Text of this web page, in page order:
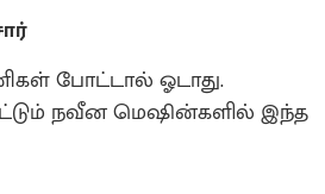
போட்டால் ஓடாது.
நவீன மெஷின்களில் இந்த